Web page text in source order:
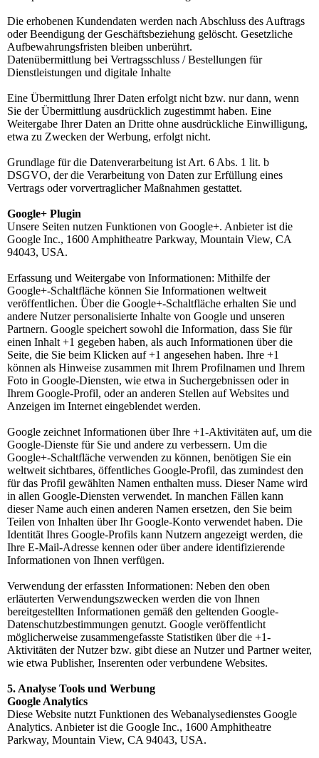
Die erhobenen Kundendaten werden nach Abschluss des Auftrags
oder Beendigung der Geschäftsbeziehung gelöscht. Gesetzliche
Aufbewahrungsfristen bleiben unberührt.
Datenübermittlung bei Vertragsschluss / Bestellungen für
Dienstleistungen und digitale Inhalte
Eine Übermittlung Ihrer Daten erfolgt nicht bzw. nur dann, wenn
Sie der Übermittlung ausdrücklich zugestimmt haben. Eine
Weitergabe Ihrer Daten an Dritte ohne ausdrückliche Einwilligung,
etwa zu Zwecken der Werbung, erfolgt nicht.
Grundlage für die Datenverarbeitung ist Art. 6 Abs. 1 lit. b
DSGVO, der die Verarbeitung von Daten zur Erfüllung eines
Vertrags oder vorvertraglicher Maßnahmen gestattet.
Google+ Plugin
Unsere Seiten nutzen Funktionen von Google+. Anbieter ist die
Google Inc., 1600 Amphitheatre Parkway, Mountain View, CA
94043, USA.
Erfassung und Weitergabe von Informationen: Mithilfe der
Google+-Schaltfläche können Sie Informationen weltweit
veröffentlichen. Über die Google+-Schaltfläche erhalten Sie und
andere Nutzer personalisierte Inhalte von Google und unseren
Partnern. Google speichert sowohl die Information, dass Sie für
einen Inhalt +1 gegeben haben, als auch Informationen über die
Seite, die Sie beim Klicken auf +1 angesehen haben. Ihre +1
können als Hinweise zusammen mit Ihrem Profilnamen und Ihrem
Foto in Google-Diensten, wie etwa in Suchergebnissen oder in
Ihrem Google-Profil, oder an anderen Stellen auf Websites und
Anzeigen im Internet eingeblendet werden.
Google zeichnet Informationen über Ihre +1-Aktivitäten auf, um die
Google-Dienste für Sie und andere zu verbessern. Um die
Google+-Schaltfläche verwenden zu können, benötigen Sie ein
weltweit sichtbares, öffentliches Google-Profil, das zumindest den
für das Profil gewählten Namen enthalten muss. Dieser Name wird
in allen Google-Diensten verwendet. In manchen Fällen kann
dieser Name auch einen anderen Namen ersetzen, den Sie beim
Teilen von Inhalten über Ihr Google-Konto verwendet haben. Die
Identität Ihres Google-Profils kann Nutzern angezeigt werden, die
Ihre E-Mail-Adresse kennen oder über andere identifizierende
Informationen von Ihnen verfügen.
Verwendung der erfassten Informationen: Neben den oben
erläuterten Verwendungszwecken werden die von Ihnen
bereitgestellten Informationen gemäß den geltenden Google-
Datenschutzbestimmungen genutzt. Google veröffentlicht
möglicherweise zusammengefasste Statistiken über die +1-
Aktivitäten der Nutzer bzw. gibt diese an Nutzer und Partner weiter,
wie etwa Publisher, Inserenten oder verbundene Websites.
5. Analyse Tools und Werbung
Google Analytics
Diese Website nutzt Funktionen des Webanalysedienstes Google
Analytics. Anbieter ist die Google Inc., 1600 Amphitheatre
Parkway, Mountain View, CA 94043, USA.